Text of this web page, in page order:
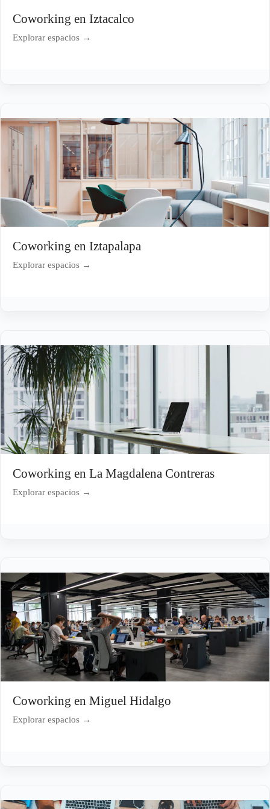
Coworking en Iztacalco
Explorar espacios →
Coworking en Iztapalapa
Explorar espacios →
Coworking en La Magdalena Contreras
Explorar espacios →
Coworking en Miguel Hidalgo
Explorar espacios →